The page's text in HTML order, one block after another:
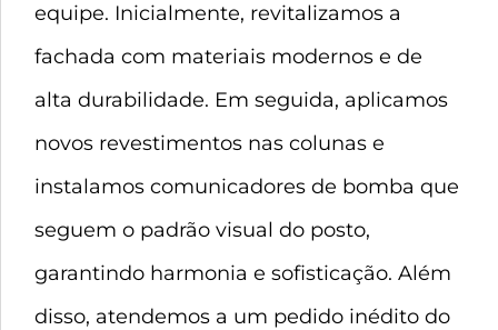
equipe. Inicialmente, revitalizamos a
fachada com materiais modernos e de
alta durabilidade. Em seguida, aplicamos
novos revestimentos nas colunas e
instalamos comunicadores de bomba que
seguem o padrão visual do posto,
garantindo harmonia e sofisticação. Além
disso, atendemos a um pedido inédito do